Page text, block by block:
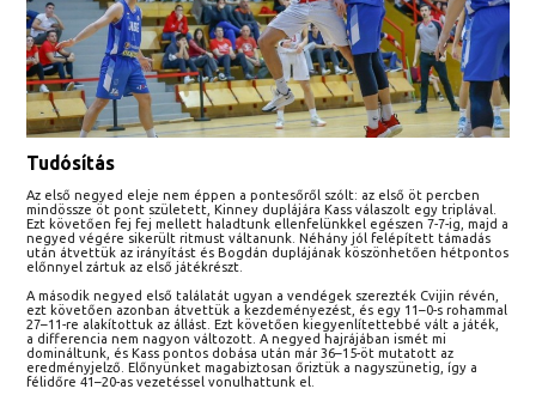
Tudósítás
Az első negyed eleje nem éppen a pontesőről szólt: az első öt percben
mindössze öt pont született, Kinney duplájára Kass válaszolt egy triplával.
Ezt követően fej fej mellett haladtunk ellenfelünkkel egészen 7-7-ig, majd a
negyed végére sikerült ritmust váltanunk. Néhány jól felépített támadás
után átvettük az irányítást és Bogdán duplájának köszönhetően hétpontos
előnnyel zártuk az első játékrészt.
A második negyed első találatát ugyan a vendégek szerezték Cvijin révén,
ezt követően azonban átvettük a kezdeményezést, és egy 11–0-s rohammal
27–11-re alakítottuk az állást. Ezt követően kiegyenlítettebbé vált a játék,
a differencia nem nagyon változott. A negyed hajrájában ismét mi
domináltunk, és Kass pontos dobása után már 36–15-öt mutatott az
eredményjelző. Előnyünket magabiztosan őriztük a nagyszünetig, így a
félidőre 41–20-as vezetéssel vonulhattunk el.